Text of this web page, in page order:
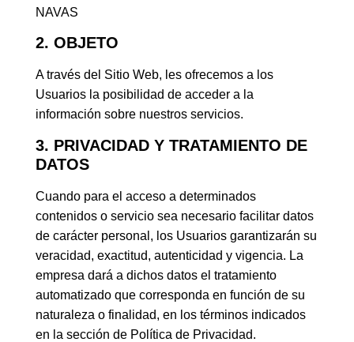
NAVAS
2. OBJETO
A través del Sitio Web, les ofrecemos a los
Usuarios la posibilidad de acceder a la
información sobre nuestros servicios.
3. PRIVACIDAD Y TRATAMIENTO DE
DATOS
Cuando para el acceso a determinados
contenidos o servicio sea necesario facilitar datos
de carácter personal, los Usuarios garantizarán su
veracidad, exactitud, autenticidad y vigencia. La
empresa dará a dichos datos el tratamiento
automatizado que corresponda en función de su
naturaleza o finalidad, en los términos indicados
en la sección de Política de Privacidad.